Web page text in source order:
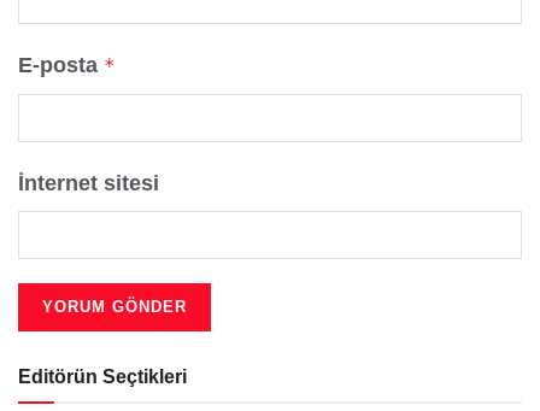
E-posta *
İnternet sitesi
Editörün Seçtikleri